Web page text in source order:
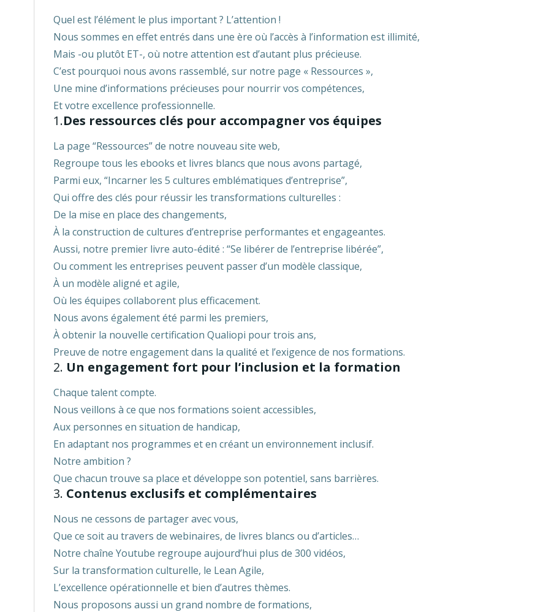
Quel est l’élément le plus important ? L’attention !
Nous sommes en effet entrés dans une ère où l’accès à l’information est illimité,
Mais -ou plutôt ET-, où notre attention est d’autant plus précieuse.
C’est pourquoi nous avons rassemblé, sur notre page « Ressources »,
Une mine d’informations précieuses pour nourrir vos compétences,
Et votre excellence professionnelle.
1.Des ressources clés pour accompagner vos équipes
La page “Ressources” de notre nouveau site web,
Regroupe tous les ebooks et livres blancs que nous avons partagé,
Parmi eux, “Incarner les 5 cultures emblématiques d’entreprise”,
Qui offre des clés pour réussir les transformations culturelles :
De la mise en place des changements,
À la construction de cultures d’entreprise performantes et engageantes.
Aussi, notre premier livre auto-édité : “Se libérer de l’entreprise libérée”,
Ou comment les entreprises peuvent passer d’un modèle classique,
À un modèle aligné et agile,
Où les équipes collaborent plus efficacement.
Nous avons également été parmi les premiers,
À obtenir la nouvelle certification Qualiopi pour trois ans,
Preuve de notre engagement dans la qualité et l’exigence de nos formations.
2. Un engagement fort pour l’inclusion et la formation
Chaque talent compte.
Nous veillons à ce que nos formations soient accessibles,
Aux personnes en situation de handicap,
En adaptant nos programmes et en créant un environnement inclusif.
Notre ambition ?
Que chacun trouve sa place et développe son potentiel, sans barrières.
3. Contenus exclusifs et complémentaires
Nous ne cessons de partager avec vous,
Que ce soit au travers de webinaires, de livres blancs ou d’articles…
Notre chaîne Youtube regroupe aujourd’hui plus de 300 vidéos,
Sur la transformation culturelle, le Lean Agile,
L’excellence opérationnelle et bien d’autres thèmes.
Nous proposons aussi un grand nombre de formations,